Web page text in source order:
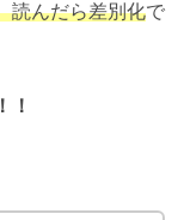
読んだら差別化で
！